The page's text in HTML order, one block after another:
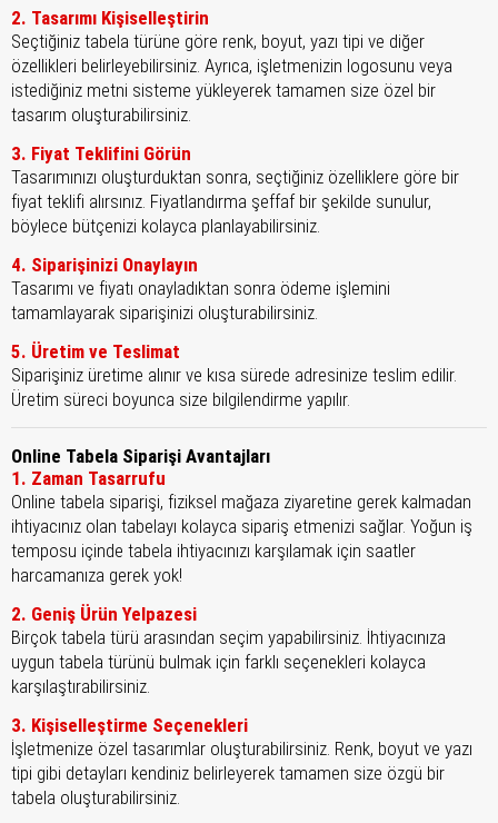
2. Tasarımı Kişiselleştirin
Seçtiğiniz tabela türüne göre renk, boyut, yazı tipi ve diğer
özellikleri belirleyebilirsiniz. Ayrıca, işletmenizin logosunu veya
istediğiniz metni sisteme yükleyerek tamamen size özel bir
tasarım oluşturabilirsiniz.
3. Fiyat Teklifini Görün
Tasarımınızı oluşturduktan sonra, seçtiğiniz özelliklere göre bir
fiyat teklifi alırsınız. Fiyatlandırma şeffaf bir şekilde sunulur,
böylece bütçenizi kolayca planlayabilirsiniz.
4. Siparişinizi Onaylayın
Tasarımı ve fiyatı onayladıktan sonra ödeme işlemini
tamamlayarak siparişinizi oluşturabilirsiniz.
5. Üretim ve Teslimat
Siparişiniz üretime alınır ve kısa sürede adresinize teslim edilir.
Üretim süreci boyunca size bilgilendirme yapılır.
Online Tabela Siparişi Avantajları
1. Zaman Tasarrufu
Online tabela siparişi, fiziksel mağaza ziyaretine gerek kalmadan
ihtiyacınız olan tabelayı kolayca sipariş etmenizi sağlar. Yoğun iş
temposu içinde tabela ihtiyacınızı karşılamak için saatler
harcamanıza gerek yok!
2. Geniş Ürün Yelpazesi
Birçok tabela türü arasından seçim yapabilirsiniz. İhtiyacınıza
uygun tabela türünü bulmak için farklı seçenekleri kolayca
karşılaştırabilirsiniz.
3. Kişiselleştirme Seçenekleri
İşletmenize özel tasarımlar oluşturabilirsiniz. Renk, boyut ve yazı
tipi gibi detayları kendiniz belirleyerek tamamen size özgü bir
tabela oluşturabilirsiniz.